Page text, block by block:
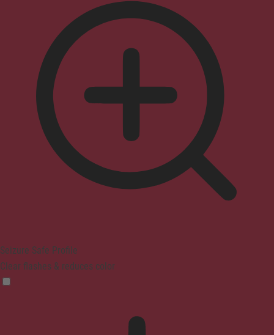
Seizure Safe Profile
Clear flashes & reduces color